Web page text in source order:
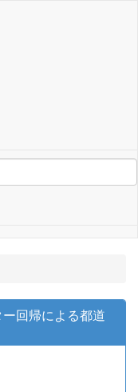
回帰による都道